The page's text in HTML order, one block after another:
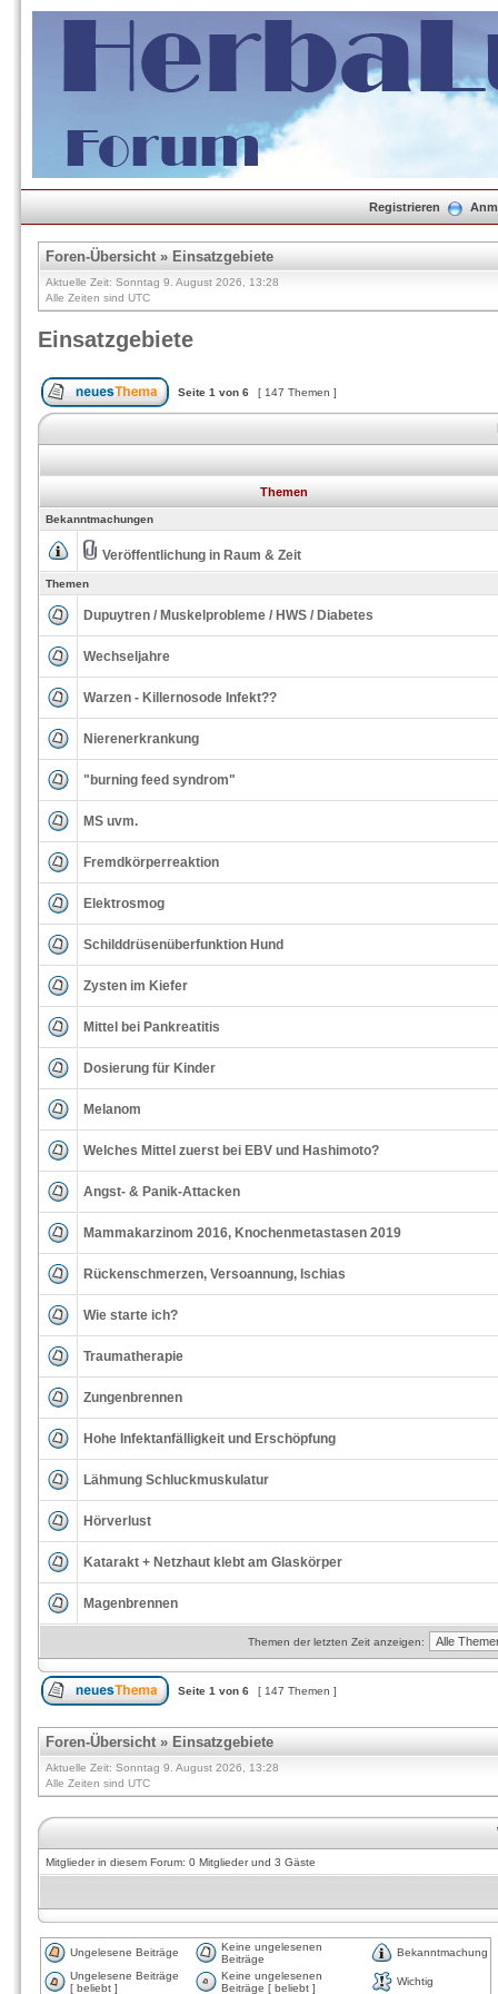
Registrieren
Foren-Übersicht» Einsatzgebiete
Aktuelle Zeit: Sonntag 9. August 2026, 13:28
Alle Zeiten sind UTC
Einsatzgebiete
Seite 1 von 6 [ 147 Themen ]
Themen
Bekanntmachungen
Veröffentlichung in Raum & Zeit
Themen
Dupuytren / Muskelprobleme / HWS / Diabetes
Wechseljahre
Warzen - Killernosode Infekt??
Nierenerkrankung
"burning feed syndrom"
MS uvm.
Fremdkörperreaktion
Elektrosmog
Schilddrüsenüberfunktion Hund
Zysten im Kiefer
Mittel bei Pankreatitis
Dosierung für Kinder
Melanom
Welches Mittel zuerst bei EBV und Hashimoto?
Angst- & Panik-Attacken
Mammakarzinom 2016, Knochenmetastasen 2019
Rückenschmerzen, Versoannung, Ischias
Wie starte ich?
Traumatherapie
Zungenbrennen
Hohe Infektanfälligkeit und Erschöpfung
Lähmung Schluckmuskulatur
Hörverlust
Katarakt + Netzhaut klebt am Glaskörper
Magenbrennen
Themen der letzten Zeit anzeigen:
Seite 1 von 6 [ 147 Themen ]
Foren-Übersicht» Einsatzgebiete
Aktuelle Zeit: Sonntag 9. August 2026, 13:28
Alle Zeiten sind UTC
Mitglieder in diesem Forum: 0 Mitglieder und 3 Gäste
Ungelesene Beiträge
Keine ungelesenen
Beiträge
Bekanntmachung
Ungelesene Beiträge
[ beliebt ]
Keine ungelesenen
Beiträge [ beliebt ]
Wichtig